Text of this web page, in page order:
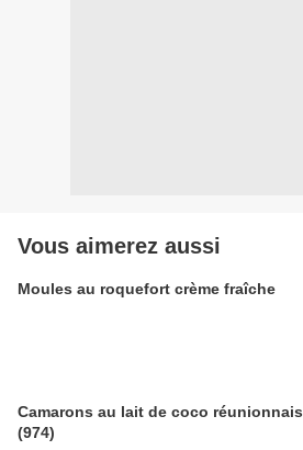
Vous aimerez aussi
Moules au roquefort crème fraîche
Camarons au lait de coco réunionnais
(974)